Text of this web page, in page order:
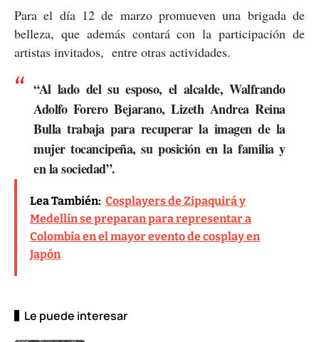
Para el día 12 de marzo promueven una brigada de
belleza, que además contará con la participación de
artistas invitados, entre otras actividades.
“Al lado del su esposo, el alcalde,Walfrando
Adolfo Forero Bejarano,Lizeth Andrea Reina
Bullatrabaja para recuperar la imagen de la
mujer tocancipeña, su posición en la familia y
en la sociedad”.
Lea También: Cosplayers de Zipaquirá y
Medellín se preparan para representar a
Colombia en el mayor evento de cosplay en
Japón
Le puede interesar